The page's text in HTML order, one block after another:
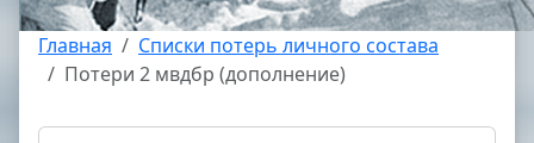
Главная
Списки потерь личного состава
Потери 2 мвдбр (дополнение)